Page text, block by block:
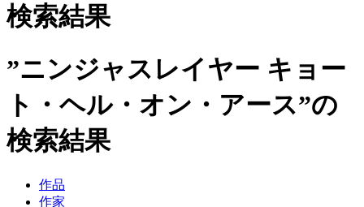
検索結果
”ニンジャスレイヤー キョー
ト・ヘル・オン・アース”の
検索結果
作品
作家